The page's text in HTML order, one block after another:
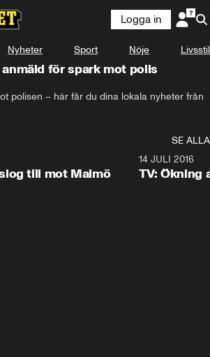
Logga in
Nyheter Sport Nöje Livsstil
för spark mot polis
polisen – här får du dina lokala nyheter från
SE ALLA
till mot Malmö
14 JULI 2016
TV: Ökning